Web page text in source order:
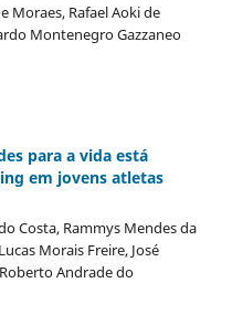
Moraes, Rafael Aoki de
Montenegro Gazzaneo
para a vida está
em jovens atletas
Costa, Rammys Mendes da
Morais Freire, José
Andrade do